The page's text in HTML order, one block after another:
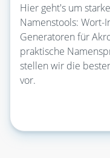
Hier geht's um
Namenstools: Wort-
Generatoren für
praktische
stellen wir die
vor.